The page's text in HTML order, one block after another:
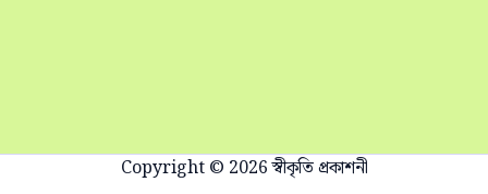
Copyright © 2026 স্বীকৃতি প্রকাশনী